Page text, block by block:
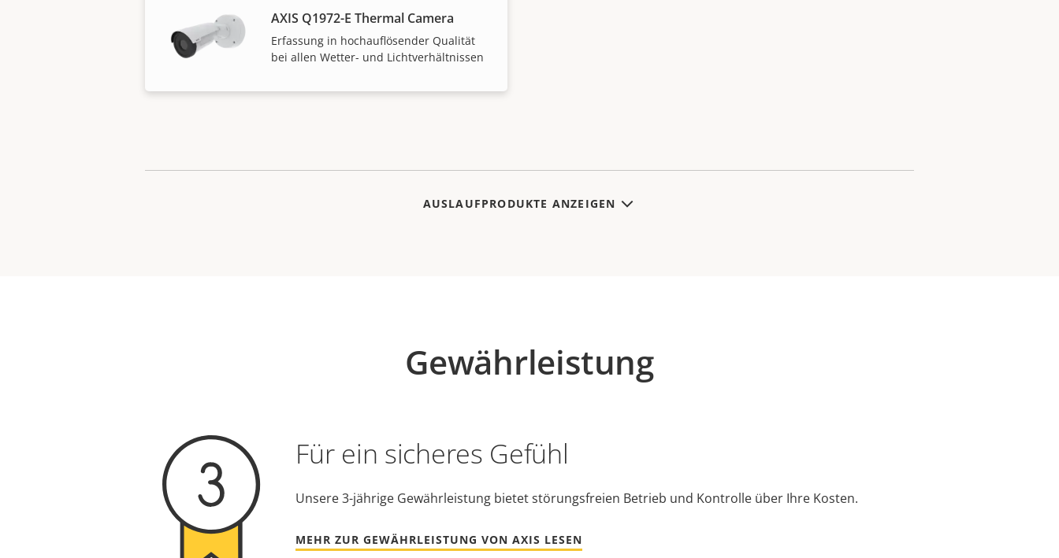
AXIS Q1972-E Thermal Camera
Erfassung in hochauflösender Qualität
bei allen Wetter- und Lichtverhältnissen
AUSLAUFPRODUKTE ANZEIGEN
Gewährleistung
Für ein sicheres Gefühl
Unsere 3-jährige Gewährleistung bietet störungsfreien Betrieb und Kontrolle über Ihre Kosten.
MEHR ZUR GEWÄHRLEISTUNG VON AXIS LESEN